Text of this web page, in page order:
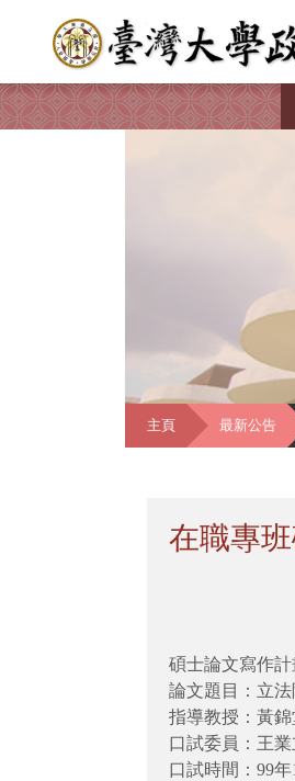
主頁 最新公告
在職專
碩士論文寫作計
論文題目：立
指導教授：黃錦
口試委員：王
口試時間：99